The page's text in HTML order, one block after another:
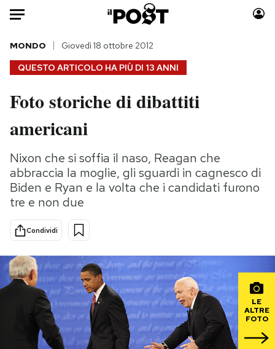
Auto
HOME
Italia
Politica
Tecnologia
Internet
Scienza
Cultura
Economia
Moda
Storie/Idee
Ok Boomer!
Media
PODCAST
NEWSLETTER
QUESTO ARTICOLO HA PIÙ DI 13 ANNI
MONDO Giovedì 18 ottobre 2012
Foto storiche di dibattiti
americani
Nixon che si soffia il naso, Reagan che
abbraccia la moglie, gli sguardi in cagnesco di
Biden e Ryan e la volta che i candidati furono
tre e non due
Condividi
LE
ALTRE
FOTO